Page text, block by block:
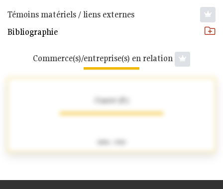
Témoins matériels / liens externes
Bibliographie
Commerce(s)/entreprise(s) en relation
Contet (P.)
1886 - 1920